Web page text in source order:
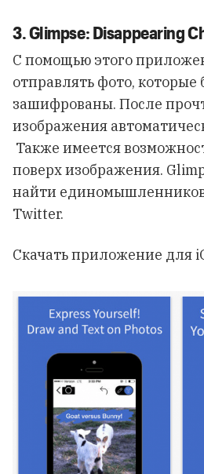
3. Glimpse: Disappearing
С помощью этого
отправлять фото, которые
зашифрованы. После
изображения
Также имеется
поверх изображения.
найти единомышленников
Twitter.
Скачать приложение для